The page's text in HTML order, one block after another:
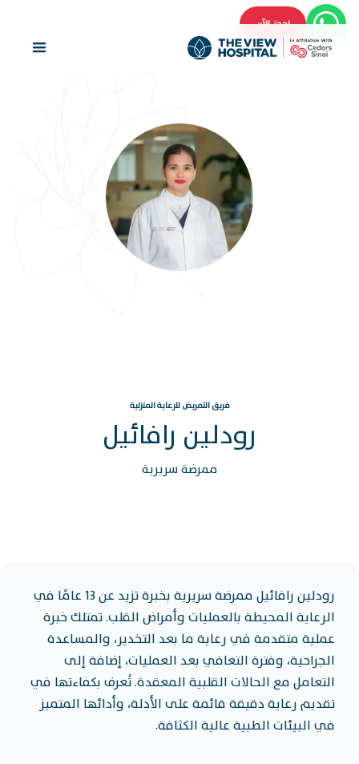
احجز الآن
فريق التمريض للرعاية المنزلية
رودلين رافائيل
ممرضة سريرية
رودلين رافائيل ممرضة سريرية بخبرة تزيد عن 13 عامًا في
الرعاية المحيطة بالعمليات وأمراض القلب. تمتلك خبرة
عملية متقدمة في رعاية ما بعد التخدير، والمساعدة
الجراحية، وفترة التعافي بعد العمليات، إضافة إلى
التعامل مع الحالات القلبية المعقدة. تُعرف بكفاءتها في
تقديم رعاية دقيقة قائمة على الأدلة، وأدائها المتميز
في البيئات الطبية عالية الكثافة.